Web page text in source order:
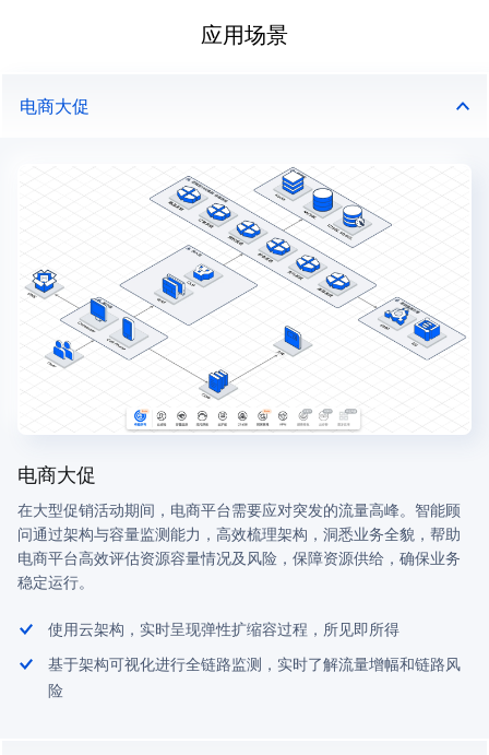
应用场景
电商大促
电商大促
在大型促销活动期间，电商平台需要应对突发的流量高峰。智能顾
问通过架构与容量监测能力，高效梳理架构，洞悉业务全貌，帮助
电商平台高效评估资源容量情况及风险，保障资源供给，确保业务
稳定运行。
使用云架构，实时呈现弹性扩缩容过程，所见即所得
基于架构可视化进行全链路监测，实时了解流量增幅和链路风
险